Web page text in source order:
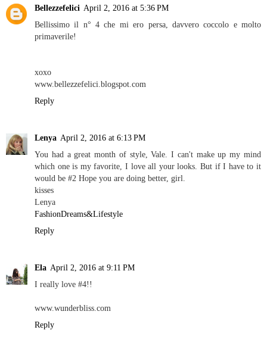
Bellezzefelici April 2, 2016 at 5:36 PM
Bellissimo il n° 4 che mi ero persa, davvero coccolo e molto
primaverile!
xoxo
www.bellezzefelici.blogspot.com
Reply
Lenya April 2, 2016 at 6:13 PM
You had a great month of style, Vale. I can't make up my mind
which one is my favorite, I love all your looks. But if I have to it
would be #2 Hope you are doing better, girl.
kisses
Lenya
FashionDreams&Lifestyle
Reply
Ela April 2, 2016 at 9:11 PM
I really love #4!!
www.wunderbliss.com
Reply